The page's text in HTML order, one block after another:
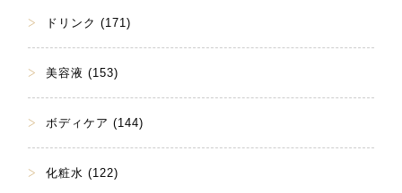
ドリンク (171)
美容液 (153)
ボディケア (144)
化粧水 (122)